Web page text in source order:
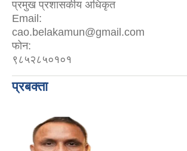
प्रमुख प्रशासकीय अधिकृत
Email:
cao.belakamun@gmail.com
फोन:
९८५२८५०१०१
प्रबक्ता